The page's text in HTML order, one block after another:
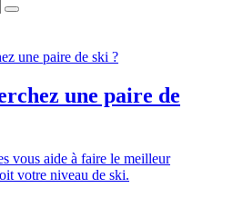
une paire de
vous aide à faire le meilleur
votre niveau de ski.